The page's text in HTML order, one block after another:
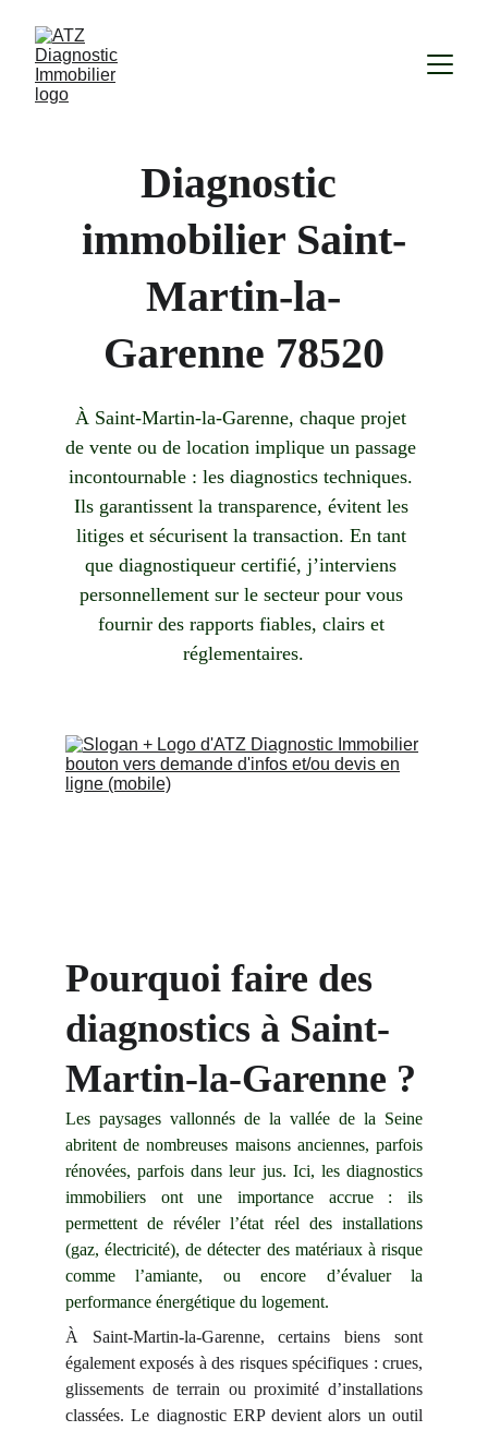
Diagnostic
immobilier Saint-
Martin-la-
Garenne 78520
À Saint-Martin-la-Garenne, chaque projet
de vente ou de location implique un passage
incontournable : les diagnostics techniques.
Ils garantissent la transparence, évitent les
litiges et sécurisent la transaction. En tant
que diagnostiqueur certifié, j’interviens
personnellement sur le secteur pour vous
fournir des rapports fiables, clairs et
réglementaires.
Pourquoi faire des
diagnostics à Saint-
Martin-la-Garenne ?
Les paysages vallonnés de la vallée de la Seine
abritent de nombreuses maisons anciennes, parfois
rénovées, parfois dans leur jus. Ici, les diagnostics
immobiliers ont une importance accrue : ils
permettent de révéler l’état réel des installations
(gaz, électricité), de détecter des matériaux à risque
comme l’amiante, ou encore d’évaluer la
performance énergétique du logement.
À Saint-Martin-la-Garenne, certains biens sont
également exposés à des risques spécifiques : crues,
glissements de terrain ou proximité d’installations
classées. Le diagnostic ERP devient alors un outil